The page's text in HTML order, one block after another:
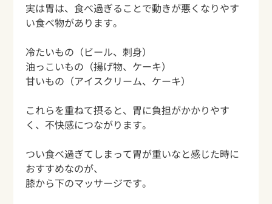
実は胃は、食べ過ぎることで動きが悪くなりやす
い食べ物があります。
冷たいもの（ビール、刺身）
油っこいもの（揚げ物、ケーキ）
甘いもの（アイスクリーム、ケーキ）
これらを重ねて摂ると、胃に負担がかかりやす
く、不快感につながります。
つい食べ過ぎてしまって胃が重いなと感じた時に
おすすめなのが、
膝から下のマッサージです。